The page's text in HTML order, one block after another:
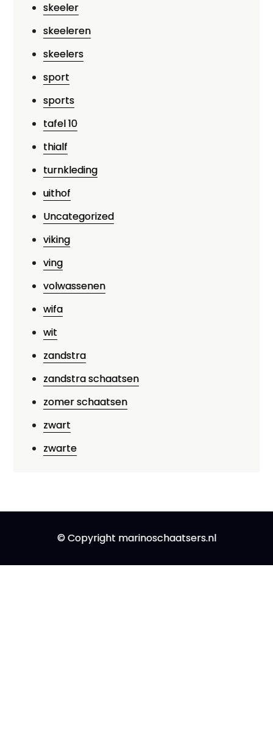
skeeler
skeeleren
skeelers
sport
sports
tafel 10
thialf
turnkleding
uithof
Uncategorized
viking
ving
volwassenen
wifa
wit
zandstra
zandstra schaatsen
zomer schaatsen
zwart
zwarte
© Copyright marinoschaatsers.nl